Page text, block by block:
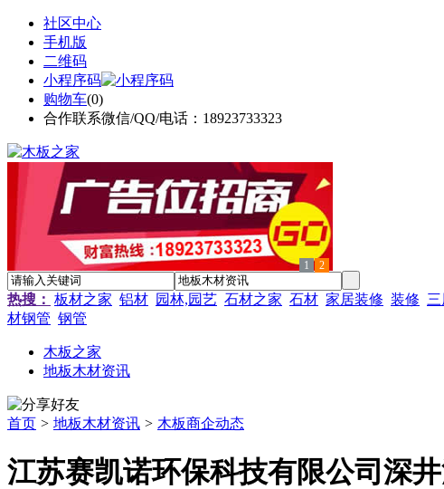
社区中心
手机版
二维码
小程序码
购物车(0)
合作联系微信/QQ/电话：18923733323
1 2
热搜： 板材之家 铝材 园林,园艺 石材之家 石材 家居装修 装修
材钢管 钢管
木板之家
地板木材资讯
首页 > 地板木材资讯 > 木板商企动态
江苏赛凯诺环保科技有限公司深